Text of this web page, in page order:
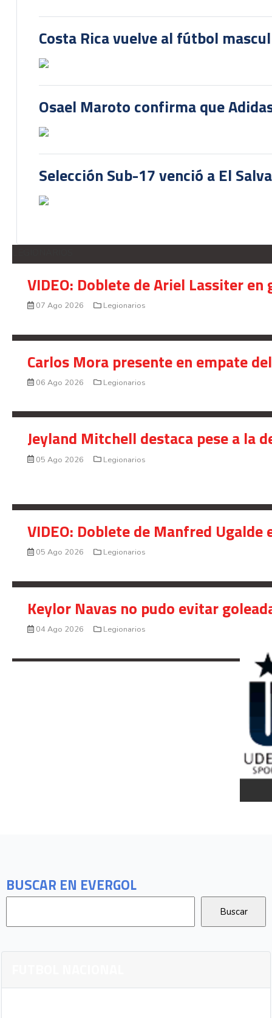
BUSCAR EN EVERGOL
Costa Rica vuelve al fútbol
Osael Maroto confirma que
Selección Sub-17 venció a El
VIDEO: Doblete de Ariel Lassiter
07 Ago 2026 Legionarios
Carlos Mora presente en empate
06 Ago 2026 Legionarios
Jeyland Mitchell destaca pese a la
05 Ago 2026 Legionarios
VIDEO: Doblete de Manfred
05 Ago 2026 Legionarios
Keylor Navas no pudo evitar
04 Ago 2026 Legionarios